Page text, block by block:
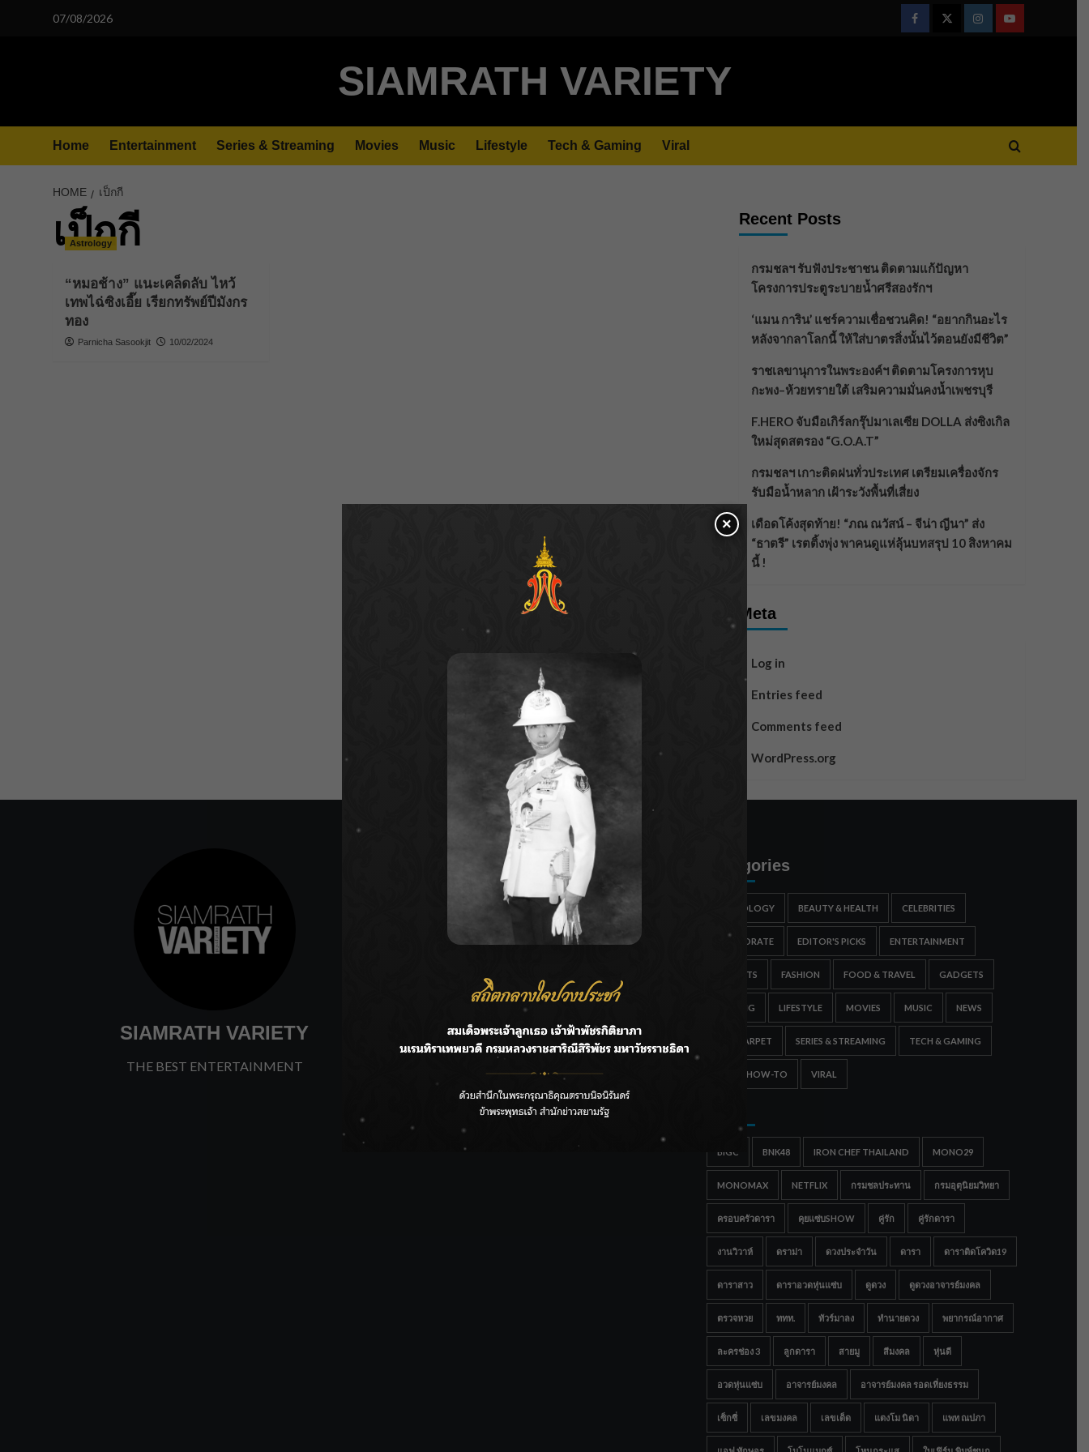
07/08/2026
FacebookTwitterInstagramYoutube
SIAMRATH VARIETY
Home Entertainment Series & Streaming Movies Music Lifestyle Tech & Gaming Viral
HOME เป็กกี
เป็กกี
Astrology
“หมอช้าง” แนะเคล็ดลับ ไหว้
เทพไฉ่ซิงเอี๊ย เรียกทรัพย์ปีมังกร
ทอง
Parnicha Sasookjit 10/02/2024
Recent Posts
กรมชลฯ รับฟังประชาชน ติดตามแก้ปัญหา
โครงการประตูระบายน้ำศรีสองรักฯ
‘แมน การิน’ แชร์ความเชื่อชวนคิด! “อยากกินอะไร
หลังจากลาโลกนี้ ให้ใส่บาตรสิ่งนั้นไว้ตอนยังมีชีวิต”
ราชเลขานุการในพระองค์ฯ ติดตามโครงการหุบ
กะพง–ห้วยทรายใต้ เสริมความมั่นคงน้ำเพชรบุรี
F.HERO จับมือเกิร์ลกรุ๊ปมาเลเซีย DOLLA ส่งซิงเกิล
ใหม่สุดสตรอง “G.O.A.T”
กรมชลฯ เกาะติดฝนทั่วประเทศ เตรียมเครื่องจักร
รับมือน้ำหลาก เฝ้าระวังพื้นที่เสี่ยง
เดือดโค้งสุดท้าย! “ภณ ณวัสน์ – จีน่า ญีนา” ส่ง
“ธาตรี” เรตติ้งพุ่ง พาคนดูแห่ลุ้นบทสรุป 10 สิงหาคม
นี้ !
Meta
Log in
Entries feed
Comments feed
WordPress.org
SIAMRATH VARIETY
THE BEST ENTERTAINMENT
กรมชลฯ รับฟังประชาชน ติดตามแก้ปัญหาโครงการประตู
ลาโลกนี้ ให้ใส่บาตรสิ่งนั้นไว้ตอนยังมีชีวิต”
ราชเลขานุการในพระองค์ฯ ติดตามโครงการหุบกะพง–ห้วย
ทรายใต้ เสริมความมั่นคงน้ำเพชรบุรี
ตรอง “G.O.A.T”
กรมชลฯ เกาะติดฝนทั่วประเทศ เตรียมเครื่องจักรรับมือน้ำ
Categories
ASTROLOGY BEAUTY & HEALTH CELEBRITIES
CORPORATE EDITOR'S PICKS ENTERTAINMENT
ESPORTS FASHION FOOD & TRAVEL GADGETS
GAMING LIFESTYLE MOVIES MUSIC NEWS
RED CARPET SERIES & STREAMING TECH & GAMING
TIPS & HOW-TO VIRAL
BIGC BNK48 IRON CHEF THAILAND MONO29
MONOMAX NETFLIX กรมชลประทาน กรมอุตุนิยมวิทยา
ครอบครัวดารา คุยแซ่บSHOW คู่รัก คู่รักดารา
งานวิวาห์ ดราม่า ดวงประจำวัน ดารา ดาราติดโควิด19
ดาราสาว ดาราอวดหุ่นแซ่บ ดูดวง ดูดวงอาจารย์มงคล
ตรวจหวย ททท. ทัวร์มาลง ทำนายดวง พยากรณ์อากาศ
ละครช่อง 3 ลูกดารา สายมู สีมงคล หุ่นดี
อวดหุ่นแซ่บ อาจารย์มงคล อาจารย์มงคล รอดเที่ยงธรรม
เซ็กซี่ เลขมงคล เลขเด็ด แตงโม นิดา แพท ณปภา
×